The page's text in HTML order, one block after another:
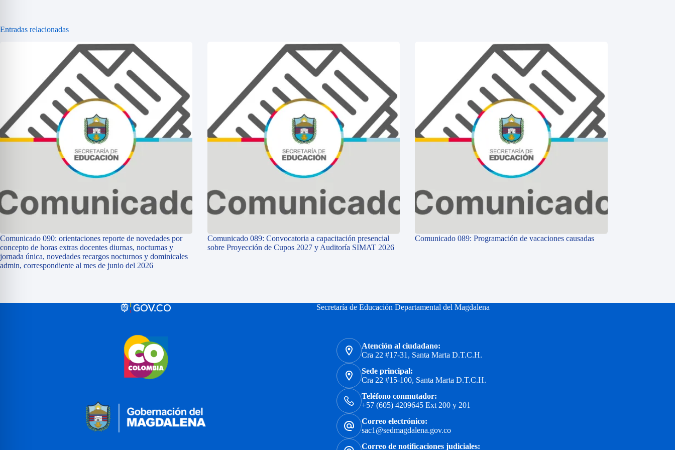
Entradas relacionadas
Comunicado 090: orientaciones reporte de novedades por
concepto de horas extras docentes diurnas, nocturnas y
jornada única, novedades recargos nocturnos y dominicales
admin, correspondiente al mes de junio del 2026
Comunicado 089: Convocatoria a capacitación presencial
sobre Proyección de Cupos 2027 y Auditoría SIMAT 2026
Comunicado 089: Programación de vacaciones causadas
Secretaría de Educación Departamental del Magdalena
Atención al ciudadano:
Cra 22 #17-31, Santa Marta D.T.C.H.
Sede principal:
Cra 22 #15-100, Santa Marta D.T.C.H.
Teléfono conmutador:
+57 (605) 4209645 Ext 200 y 201
Correo electrónico:
sac1@sedmagdalena.gov.co
Correo de notificaciones judiciales: